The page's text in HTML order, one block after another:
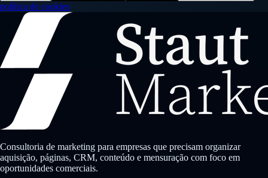
política de cookies
Consultoria de marketing para empresas que precisam organizar
aquisição, páginas, CRM, conteúdo e mensuração com foco em
oportunidades comerciais.